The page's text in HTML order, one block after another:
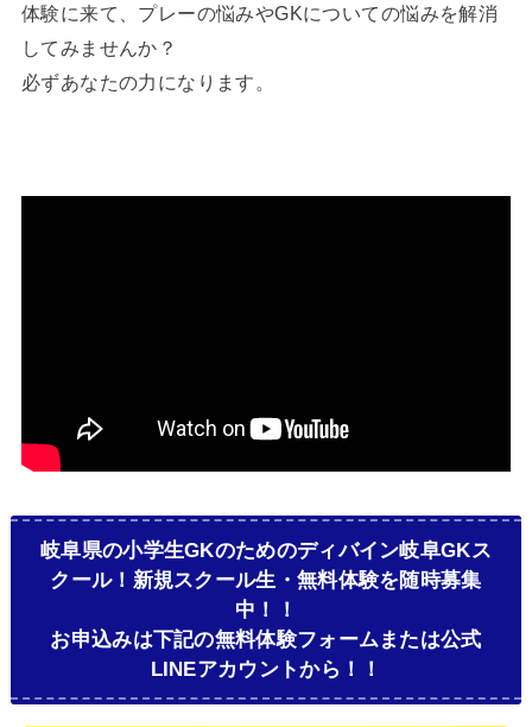
体験に来て、プレーの悩みやGKについての悩みを解消
してみませんか？
必ずあなたの力になります。
岐阜県の小学生GKのためのディバイン岐阜GKス
クール！新規スクール生・無料体験を随時募集
中！！
お申込みは下記の無料体験フォームまたは公式
LINEアカウントから！！